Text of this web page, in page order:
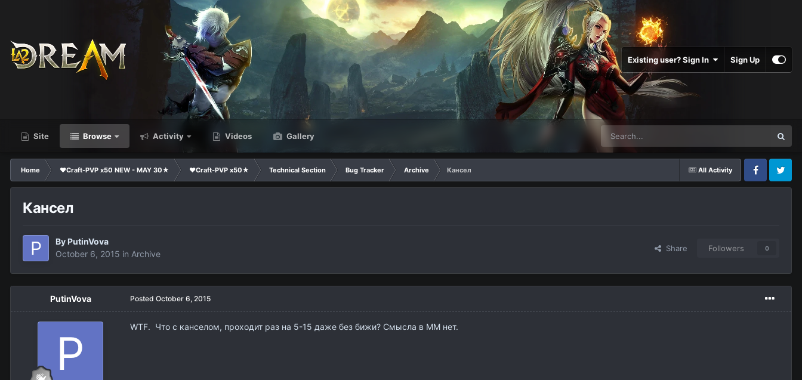
Existing user? Sign In Sign Up
Site Browse Activity Videos Gallery
All Activity
Home ❤Craft-PVP x50 NEW - MAY 30★ ❤Craft-PVP x50★ Technical Section Bug Tracker Archive
Кансел
FacebookTwitter
Кансел
By PutinVova
October 6, 2015 in Archive
Share Followers 0
PutinVova Posted October 6, 2015
WTF. Что с канселом, проходит раз на 5-15 даже без бижи? Смысла в ММ нет.